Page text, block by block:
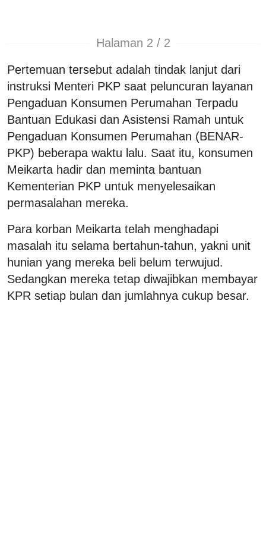
Halaman 2 / 2
Pertemuan tersebut adalah tindak lanjut dari
instruksi Menteri PKP saat peluncuran layanan
Pengaduan Konsumen Perumahan Terpadu
Bantuan Edukasi dan Asistensi Ramah untuk
Pengaduan Konsumen Perumahan (BENAR-
PKP) beberapa waktu lalu. Saat itu, konsumen
Meikarta hadir dan meminta bantuan
Kementerian PKP untuk menyelesaikan
permasalahan mereka.
Para korban Meikarta telah menghadapi
masalah itu selama bertahun-tahun, yakni unit
hunian yang mereka beli belum terwujud.
Sedangkan mereka tetap diwajibkan membayar
KPR setiap bulan dan jumlahnya cukup besar.